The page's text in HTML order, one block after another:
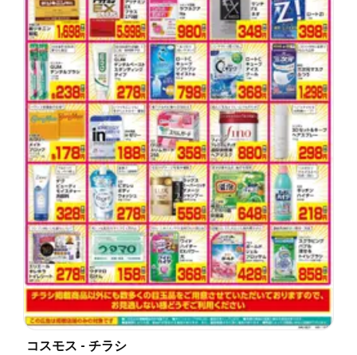
コスモス - チラシ